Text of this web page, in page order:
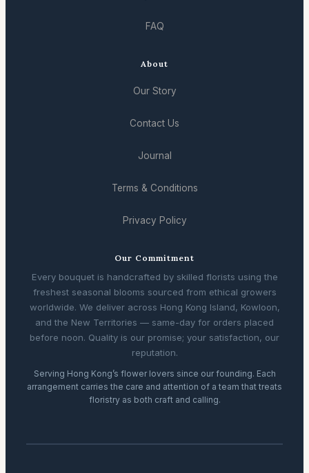
FAQ
About
Our Story
Contact Us
Journal
Terms & Conditions
Privacy Policy
Our Commitment
Every bouquet is handcrafted by skilled florists using the
freshest seasonal blooms sourced from ethical growers
worldwide. We deliver across Hong Kong Island, Kowloon,
and the New Territories — same-day for orders placed
before noon. Quality is our promise; your satisfaction, our
reputation.
Serving Hong Kong’s flower lovers since our founding. Each
arrangement carries the care and attention of a team that treats
floristry as both craft and calling.